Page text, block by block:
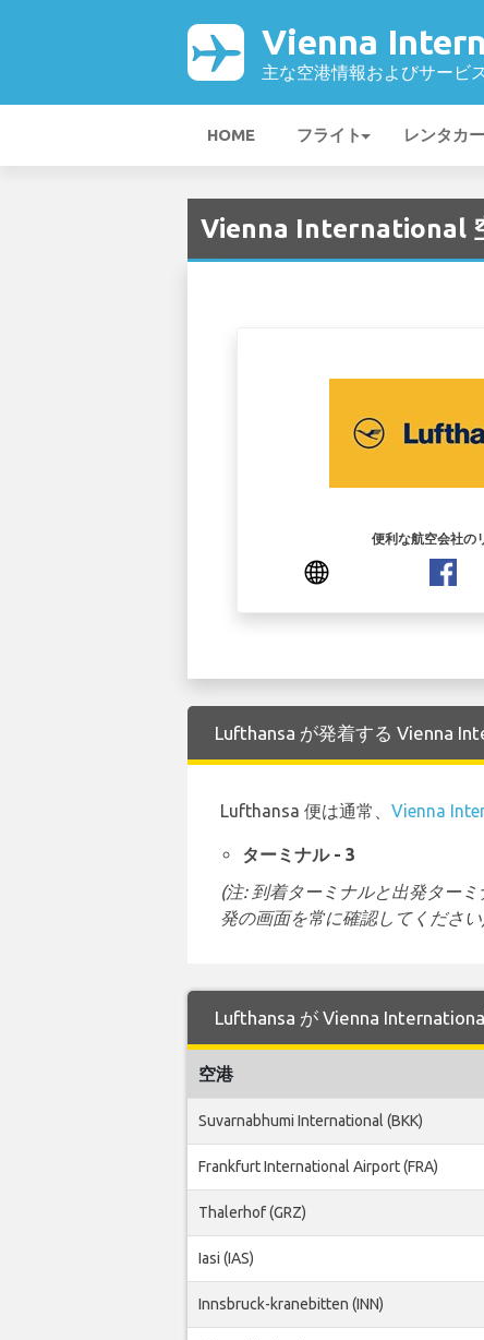
Vienna
主な空港情報およびサービス
HOME フライト レンタカー
Vienna International
便利な航空会社の
Lufthansa が発着する Vienna
Lufthansa 便は通常、 Vienna
ターミナル - 3
(注: 到着ターミナルと出発ター
発の画面を常に確認してくださ
Lufthansa が Vienna
空港
Suvarnabhumi International (BKK)
Frankfurt International Airport (FRA)
Thalerhof (GRZ)
Iasi (IAS)
Innsbruck-kranebitten (INN)